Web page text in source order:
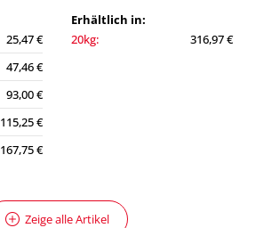
25,47 €
47,46 €
93,00 €
115,25 €
167,75 €
Erhältlich in:
20kg:
316,97 €
Zeige alle Artikel